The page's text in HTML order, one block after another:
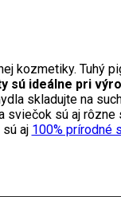
kozmetiky. Tuhý
sú ideálne pri
skladujte na
sviečok sú aj rôzne
aj 100% prírodné